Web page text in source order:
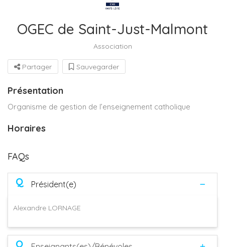
OGEC de Saint-Just-Malmont
Association
Partager Sauvegarder
Présentation
Organisme de gestion de l’enseignement catholique
Horaires
FAQs
Q Président(e)
Alexandre LORNAGE
Q